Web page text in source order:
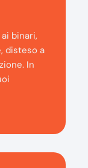
binari,
disteso a
In